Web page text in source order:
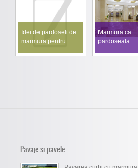
Idei de pardoseli de
marmura pentru
Marmura ca
pardoseala
Pavaje si pavele